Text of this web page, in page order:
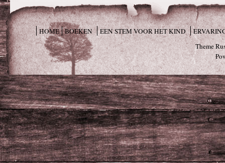
HOME BOEKEN EEN STEM VOOR HET KIND
Theme